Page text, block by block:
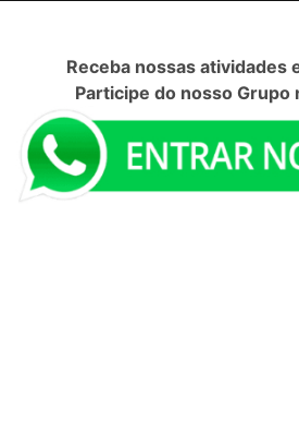
Receba nossas atividades
Participe do nosso Grupo